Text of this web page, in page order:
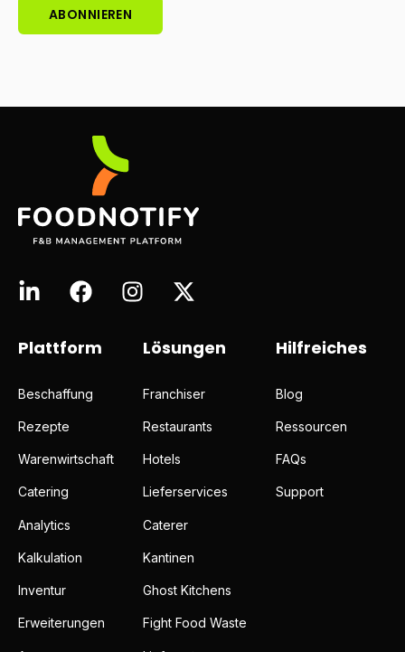
Plattform
Beschaffung
Rezepte
Warenwirtschaft
Catering
Analytics
Kalkulation
Inventur
Erweiterungen
Lösungen
Franchiser
Restaurants
Hotels
Lieferservices
Caterer
Kantinen
Ghost Kitchens
Fight Food Waste
Hilfreiches
Blog
Ressourcen
FAQs
Support